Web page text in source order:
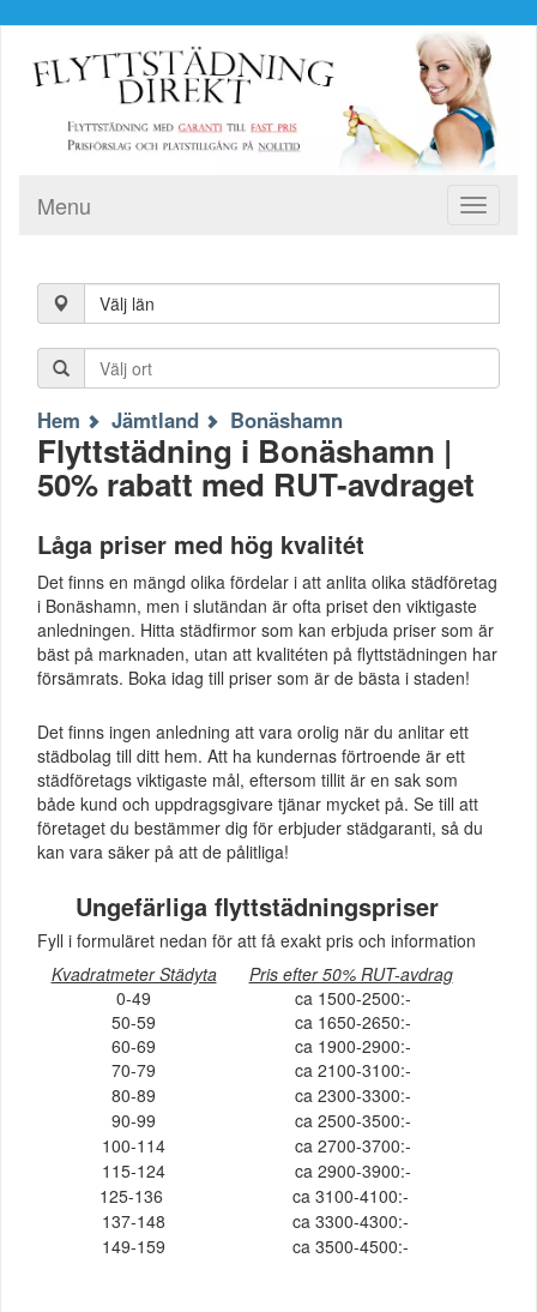
Toggle
Menu
Välj län
Hem Jämtland Bonäshamn
Flyttstädning i Bonäshamn |
50% rabatt med RUT-avdraget
Låga priser med hög kvalitét
Det finns en mängd olika fördelar i att anlita olika städföretag
i Bonäshamn, men i slutändan är ofta priset den viktigaste
anledningen. Hitta städfirmor som kan erbjuda priser som är
bäst på marknaden, utan att kvalitéten på flyttstädningen har
försämrats. Boka idag till priser som är de bästa i staden!
Det finns ingen anledning att vara orolig när du anlitar ett
städbolag till ditt hem. Att ha kundernas förtroende är ett
städföretags viktigaste mål, eftersom tillit är en sak som
både kund och uppdragsgivare tjänar mycket på. Se till att
företaget du bestämmer dig för erbjuder städgaranti, så du
kan vara säker på att de pålitliga!
Ungefärliga flyttstädningspriser
Fyll i formuläret nedan för att få exakt pris och information
Kvadratmeter Städyta
Pris efter 50% RUT-avdrag
0-49
ca 1500-2500:-
50-59
ca 1650-2650:-
60-69
ca 1900-2900:-
70-79
ca 2100-3100:-
80-89
ca 2300-3300:-
90-99
ca 2500-3500:-
100-114
ca 2700-3700:-
115-124
ca 2900-3900:-
125-136
ca 3100-4100:-
137-148
ca 3300-4300:-
149-159
ca 3500-4500:-